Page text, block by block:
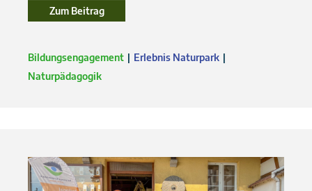
Zum Beitrag
Bildungsengagement
Erlebnis Naturpark
Naturpädagogik